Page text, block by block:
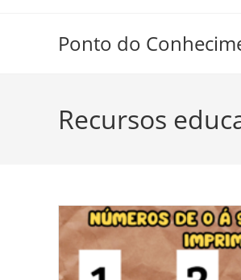
Ponto do
Recursos